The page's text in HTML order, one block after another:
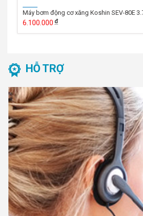
Máy bơm động cơ xăng Koshin SEV-80E
6.100.000
HỖ TRỢ